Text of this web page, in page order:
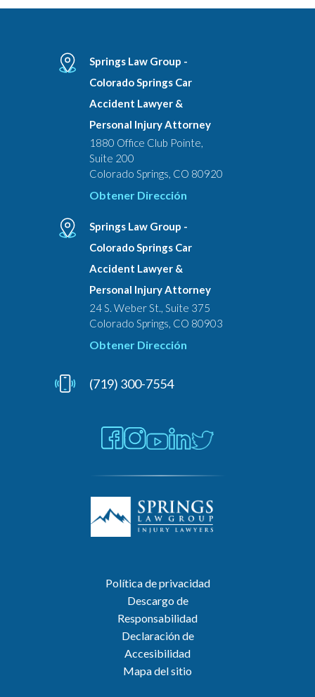
Springs Law Group -
Colorado Springs Car
Accident Lawyer &
Personal Injury Attorney
1880 Office Club Pointe,
Suite 200
Colorado Springs, CO 80920
Obtener Dirección
Springs Law Group -
Colorado Springs Car
Accident Lawyer &
Personal Injury Attorney
24 S. Weber St., Suite 375
Colorado Springs, CO 80903
Obtener Dirección
(719) 300-7554
Política de privacidad
Descargo de
Responsabilidad
Declaración de
Accesibilidad
Mapa del sitio